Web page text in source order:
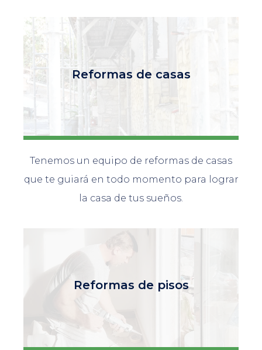
Reformas de casas
Tenemos un equipo de reformas de casas
que te guiará en todo momento para lograr
la casa de tus sueños.
Reformas de pisos